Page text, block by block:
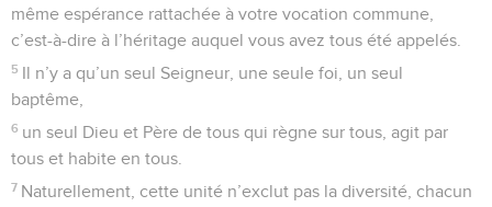
même espérance rattachée à votre vocation commune,
c’est-à-dire à l’héritage auquel vous avez tous été appelés.
5 Il n’y a qu’un seul Seigneur, une seule foi, un seul
baptême,
6 un seul Dieu et Père de tous qui règne sur tous, agit par
tous et habite en tous.
7 Naturellement, cette unité n’exclut pas la diversité, chacun